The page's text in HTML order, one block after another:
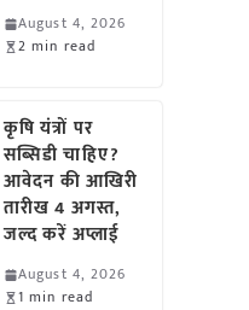
August 4, 2026
2 min read
कृषि यंत्रों पर
सब्सिडी चाहिए?
आवेदन की आखिरी
तारीख 4 अगस्त,
जल्द करें अप्लाई
August 4, 2026
1 min read